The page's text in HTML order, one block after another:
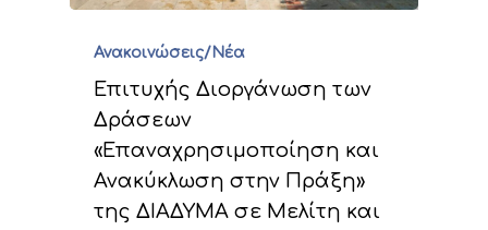
Ανακοινώσεις/Νέα
Επιτυχής Διοργάνωση των
Δράσεων
«Επαναχρησιμοποίηση και
Ανακύκλωση στην Πράξη»
της ΔΙΑΔΥΜΑ σε Μελίτη και